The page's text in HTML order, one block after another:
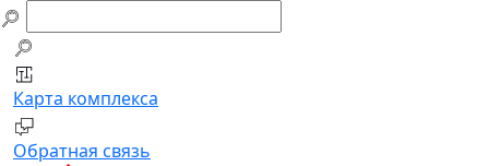
Карта комплекса
Обратная связь
E-mail
Телефон
Телефон